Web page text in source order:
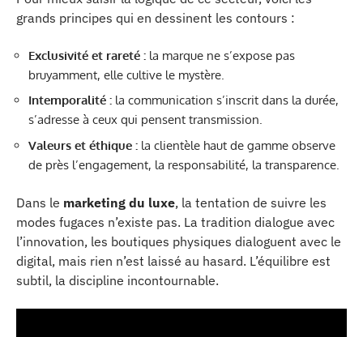
grands principes qui en dessinent les contours :
Exclusivité et rareté : la marque ne s’expose pas
bruyamment, elle cultive le mystère.
Intemporalité : la communication s’inscrit dans la durée,
s’adresse à ceux qui pensent transmission.
Valeurs et éthique : la clientèle haut de gamme observe
de près l’engagement, la responsabilité, la transparence.
Dans le marketing du luxe, la tentation de suivre les
modes fugaces n’existe pas. La tradition dialogue avec
l’innovation, les boutiques physiques dialoguent avec le
digital, mais rien n’est laissé au hasard. L’équilibre est
subtil, la discipline incontournable.